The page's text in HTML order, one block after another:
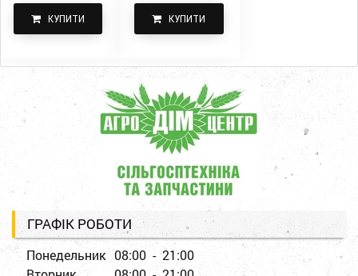
КУПИТИ КУПИТИ
ГРАФІК РОБОТИ
Понедельник 08:00 - 21:00